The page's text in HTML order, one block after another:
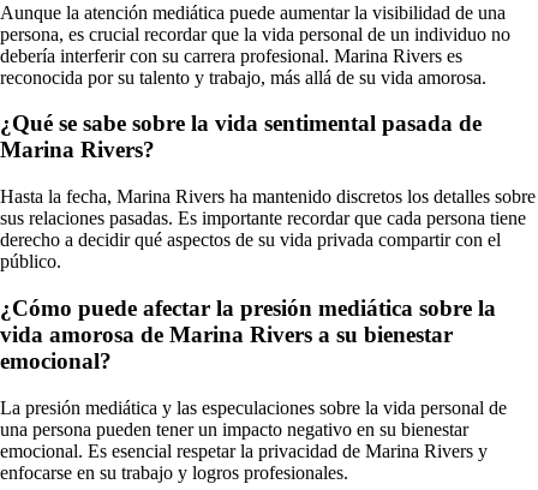
Aunque la atención mediática puede aumentar la visibilidad de una
persona, es crucial recordar que la vida personal de un individuo no
debería interferir con su carrera profesional. Marina Rivers es
reconocida por su talento y trabajo, más allá de su vida amorosa.
¿Qué se sabe sobre la vida sentimental pasada de
Marina Rivers?
Hasta la fecha, Marina Rivers ha mantenido discretos los detalles sobre
sus relaciones pasadas. Es importante recordar que cada persona tiene
derecho a decidir qué aspectos de su vida privada compartir con el
público.
¿Cómo puede afectar la presión mediática sobre la
vida amorosa de Marina Rivers a su bienestar
emocional?
La presión mediática y las especulaciones sobre la vida personal de
una persona pueden tener un impacto negativo en su bienestar
emocional. Es esencial respetar la privacidad de Marina Rivers y
enfocarse en su trabajo y logros profesionales.